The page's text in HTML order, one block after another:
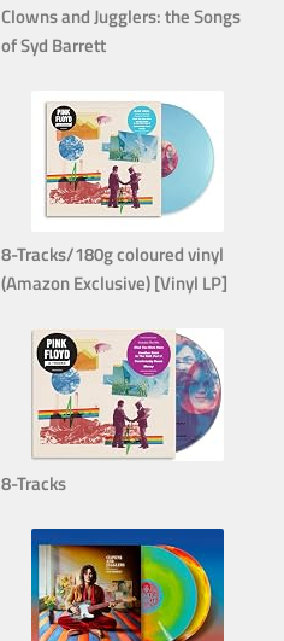
Clowns and Jugglers: the Songs
of Syd Barrett
8-Tracks/180g coloured vinyl
(Amazon Exclusive) [Vinyl LP]
8-Tracks